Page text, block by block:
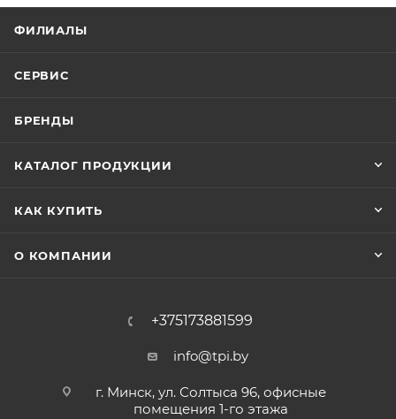
ФИЛИАЛЫ
СЕРВИС
БРЕНДЫ
КАТАЛОГ ПРОДУКЦИИ
КАК КУПИТЬ
О КОМПАНИИ
+375173881599
info@tpi.by
г. Минск, ул. Солтыса 96, офисные
помещения 1-го этажа